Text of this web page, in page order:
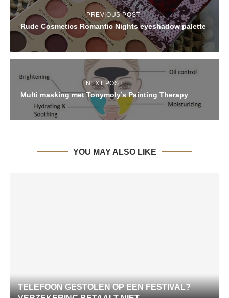
PREVIOUS POST
Rude Cosmetics Romantic Nights eyeshadow palette
NEXT POST
Multi masking met Tonymoly’s Painting Therapy
YOU MAY ALSO LIKE
TELEFOON GESTOLEN OP EEN FESTIVAL?